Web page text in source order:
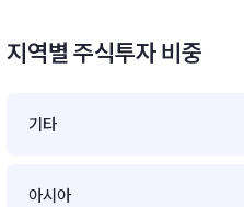
지역별 주식투자 비중
기타
아시아